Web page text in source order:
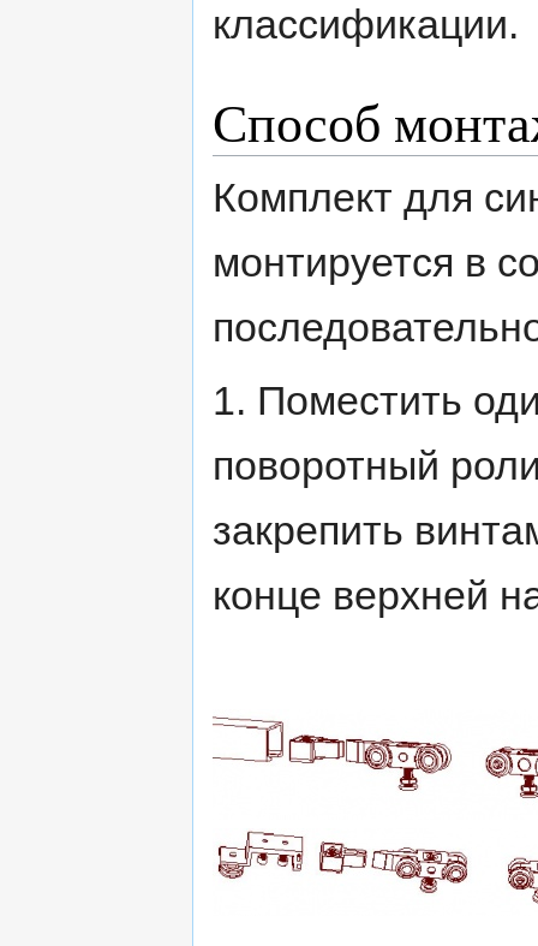
классификации.
Способ
Комплект для
монтируется в
1. Поместить
поворотный
закрепить
конце верхней